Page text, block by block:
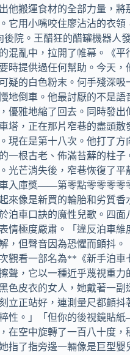
搬運食材的全部力量，
用小嘴咬住廖沾沾的衣領
院。王醋狂的醋罐機器人
亂中，拉開了帷幕。《
提供過任何幫助。今天
的白色粉末。何手殘深
倒車。他最討厭的不是
雅地縮了回去。同時發
塔，正在那片窄巷的盡頭
在是第十八次。他打了
根古老、佈滿苔蘚的柱
芒消失後，窄巷恢復了
入庫獎——第零點零零零
像是新買的輪胎和劣質
於泊車口訣的魔性兒歌。四
極度嚴肅。「違反泊車
但聲音因為恐懼而顫抖
觀看一部名為**《新手泊車
，它以一種近乎蔑視重
色皮衣的女人，她戴著一副
正站好，連測量尺都顫
性。」「但你的後視鏡貼
在空中旋轉了一百八十度
了指旁邊一輛像是巨型